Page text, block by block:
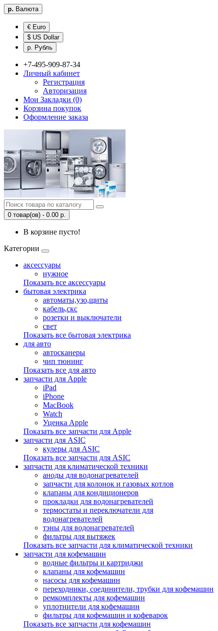
р. Валюта
€ Euro
$ US Dollar
р. Рубль
+7-495-909-87-34
Личный кабинет
Регистрация
Авторизация
Мои Закладки (0)
Корзина покупок
Оформление заказа
0 товар(ов) - 0.00 р.
В корзине пусто!
Категории
аксессуары
нужное
Показать все аксессуары
бытовая электрика
автоматы,узо,щиты
кабель,скс
розетки и выключатели
свет
Показать все бытовая электрика
для авто
автосканеры
чип тюнинг
Показать все для авто
запчасти для Apple
iPad
iPhone
MacBook
Watch
Уценка Apple
Показать все запчасти для Apple
запчасти для ASIC
кулеры для ASIC
Показать все запчасти для ASIC
запчасти для климатической техники
аноды для водонагревателей
запчасти для колонок и газовых котлов
клапаны для кондиционеров
прокладки для водонагревателей
термостаты и переключатели для
водонагревателей
тэны для водонагревателей
фильтры для вытяжек
Показать все запчасти для климатической техники
запчасти для кофемашин
водные фильтры и картриджи
клапаны для кофемашин
насосы для кофемашин
переходники, соединители, трубки для кофемашин
ремкомплекты для кофемашин
уплотнители для кофемашин
фильтры для кофемашин и кофеварок
Показать все запчасти для кофемашин